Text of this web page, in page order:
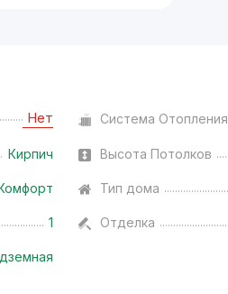
Нет Система Отопления
Кирпич Высота Потолков
Тип дома
1 Отделка